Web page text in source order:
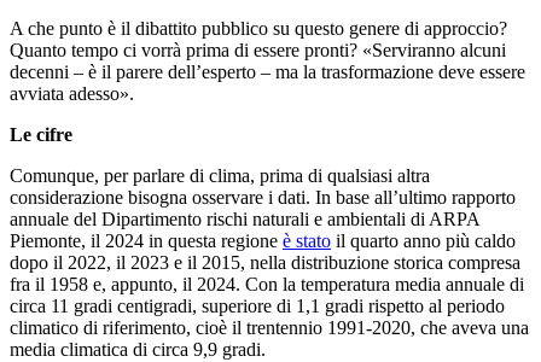
A che punto è il dibattito pubblico su questo genere di approccio?
Quanto tempo ci vorrà prima di essere pronti? «Serviranno alcuni
decenni – è il parere dell’esperto – ma la trasformazione deve essere
avviata adesso».
Le cifre
Comunque, per parlare di clima, prima di qualsiasi altra
considerazione bisogna osservare i dati. In base all’ultimo rapporto
annuale del Dipartimento rischi naturali e ambientali di ARPA
Piemonte, il 2024 in questa regione è stato il quarto anno più caldo
dopo il 2022, il 2023 e il 2015, nella distribuzione storica compresa
fra il 1958 e, appunto, il 2024. Con la temperatura media annuale di
circa 11 gradi centigradi, superiore di 1,1 gradi rispetto al periodo
climatico di riferimento, cioè il trentennio 1991-2020, che aveva una
media climatica di circa 9,9 gradi.